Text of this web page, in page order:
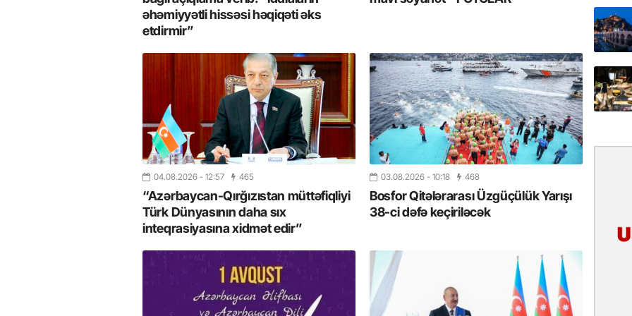
əhəmiyyətli hissəsi həqiqəti əks
etdirmir”
04.08.2026 - 12:57 465
“Azərbaycan-Qırğızıstan müttəfiqliyi
Türk Dünyasının daha sıx
inteqrasiyasına xidmət edir”
03.08.2026 - 10:18 468
Bosfor Qitələrarası Üzgüçülük Yarışı
38-ci dəfə keçiriləcək
Ana
Yeni